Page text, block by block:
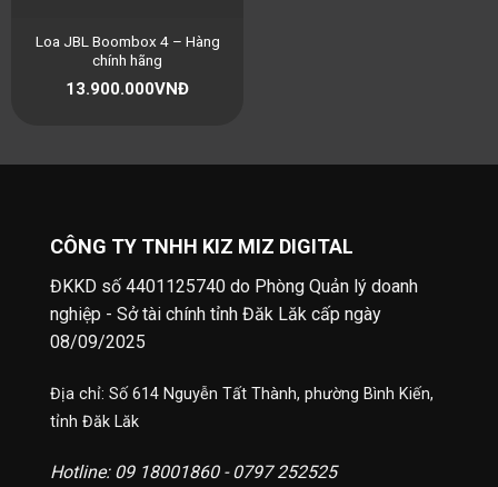
Loa JBL Boombox 4 – Hàng
chính hãng
13.900.000VNĐ
CÔNG TY TNHH KIZ MIZ DIGITAL
ĐKKD số 4401125740 do Phòng Quản lý doanh
nghiệp - Sở tài chính tỉnh Đăk Lăk cấp ngày
08/09/2025
Địa chỉ: Số 614 Nguyễn Tất Thành, phường Bình Kiến,
tỉnh Đăk Lăk
Hotline: 09 18001860 - 0797 252525